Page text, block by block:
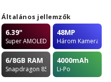
Általános jellemzők
6.39"
Super AMOLED
48MP
Három Kamera
6/8GB RAM
Snapdragon 855
4000mAh
Li-Po